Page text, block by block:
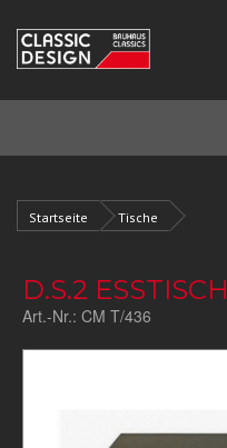
Startseite Tische
D.S.2 ESSTISCH
Art.-Nr.: CM T/436